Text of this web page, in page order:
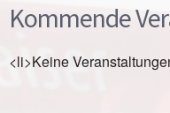
Kommende
<li>Keine